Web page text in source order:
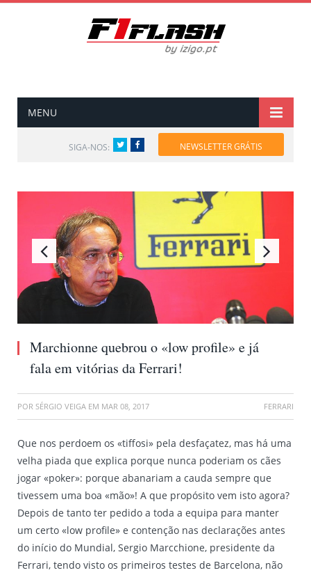
MENU
SIGA-NOS: TwitterFacebook NEWSLETTER GRÁTIS
Marchionne quebrou o «low profile» e já
fala em vitórias da Ferrari!
POR SÉRGIO VEIGA EM MAR 08, 2017 FERRARI
Que nos perdoem os «tiffosi» pela desfaçatez, mas há uma
velha piada que explica porque nunca poderiam os cães
jogar «poker»: porque abanariam a cauda sempre que
tivessem uma boa «mão»! A que propósito vem isto agora?
Depois de tanto ter pedido a toda a equipa para manter
um certo «low profile» e contenção nas declarações antes
do início do Mundial, Sergio Marcchione, presidente da
Ferrari, tendo visto os primeiros testes de Barcelona, não